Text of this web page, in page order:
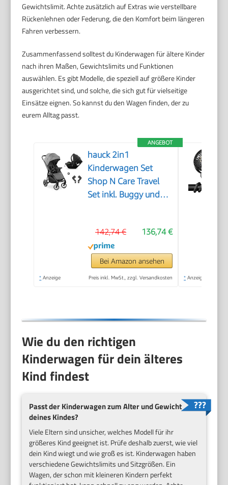
Gewichtslimit. Achte zusätzlich auf Extras wie verstellbare
Rückenlehnen oder Federung, die den Komfort beim längeren
Fahren verbessern.
Zusammenfassend solltest du Kinderwagen für ältere Kinder
nach ihren Maßen, Gewichtslimits und Funktionen
auswählen. Es gibt Modelle, die speziell auf größere Kinder
ausgerichtet sind, und solche, die sich gut für vielseitige
Einsätze eignen. So kannst du den Wagen finden, der zu
eurem Alltag passt.
ANGEBOT
hauck 2in1
Kinderwagen Set
Shop N Care Travel
Set inkl. Buggy und
Zusammenklappbar,
Liegefunktion,
Getränkehalter &
Tablett, UV-Schutz
136,74 €
142,74 €
Bei Amazon ansehen
* Anzeige Preis inkl. MwSt., zzgl. Versandkosten * Anzeige
Wie du den richtigen
Kinderwagen für dein älteres
Kind findest
Passt der Kinderwagen zum Alter und Gewicht
deines Kindes?
Viele Eltern sind unsicher, welches Modell für ihr
größeres Kind geeignet ist. Prüfe deshalb zuerst, wie viel
dein Kind wiegt und wie groß es ist. Kinderwagen haben
verschiedene Gewichtslimits und Sitzgrößen. Ein
Wagen, der schon mit kleineren Kindern perfekt